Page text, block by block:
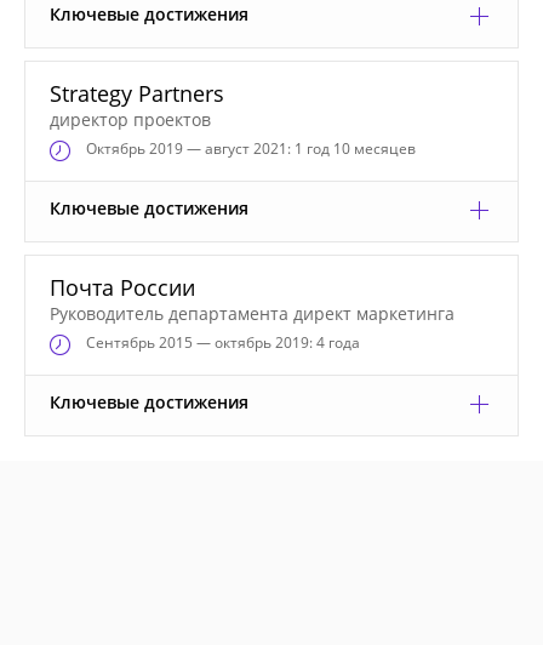
Ключевые достижения
Strategy Partners
директор проектов
Октябрь2019 — август 2021: 1 год 10 месяцев
Ключевые достижения
Почта России
Руководитель департамента директ маркетинга
Сентябрь2015 — октябрь 2019: 4 года
Ключевые достижения